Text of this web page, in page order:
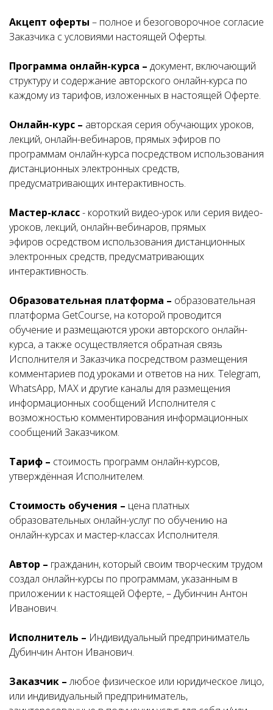
Акцепт оферты – полное и безоговорочное согласие
Заказчика с условиями настоящей Оферты.
Программа онлайн-курса – документ, включающий
структуру и содержание авторского онлайн-курса по
каждому из тарифов, изложенных в настоящей Оферте.
Онлайн-курс – авторская серия обучающих уроков,
лекций, онлайн-вебинаров, прямых эфиров по
программам онлайн-курса посредством использования
дистанционных электронных средств,
предусматривающих интерактивность.
Мастер-класс- короткий видео-урок или серия видео-
уроков, лекций, онлайн-вебинаров, прямых
эфиров осредством использования дистанционных
электронных средств, предусматривающих
интерактивность.
Образовательная платформа – образовательная
платформа GetCourse, на которой проводится
обучение и размещаются уроки авторского онлайн-
курса, а также осуществляется обратная связь
Исполнителя и Заказчика посредством размещения
комментариев под уроками и ответов на них. Telegram,
WhatsApp, MAX и другие каналы для размещения
информационных сообщений Исполнителя с
возможностью комментирования информационных
сообщений Заказчиком.
Тариф – стоимость программ онлайн-курсов,
утверждённая Исполнителем.
Стоимость обучения – цена платных
образовательных онлайн-услуг по обучению на
онлайн-курсах и мастер-классах Исполнителя.
Автор – гражданин, который своим творческим трудом
создал онлайн-курсы по программам, указанным в
приложении к настоящей Оферте, – Дубинчин Антон
Иванович.
Исполнитель – Индивидуальный предприниматель
Дубинчин Антон Иванович.
Заказчик – любое физическое или юридическое лицо,
или индивидуальный предприниматель,